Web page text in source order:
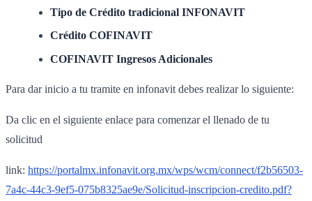
Tipo de Crédito tradicional INFONAVIT
Crédito COFINAVIT
COFINAVIT Ingresos Adicionales
Para dar inicio a tu tramite en infonavit debes realizar lo siguiente:
Da clic en el siguiente enlace para comenzar el llenado de tu
solicitud
link: https://portalmx.infonavit.org.mx/wps/wcm/connect/f2b56503-
7a4c-44c3-9ef5-075b8325ae9e/Solicitud-inscripcion-credito.pdf?